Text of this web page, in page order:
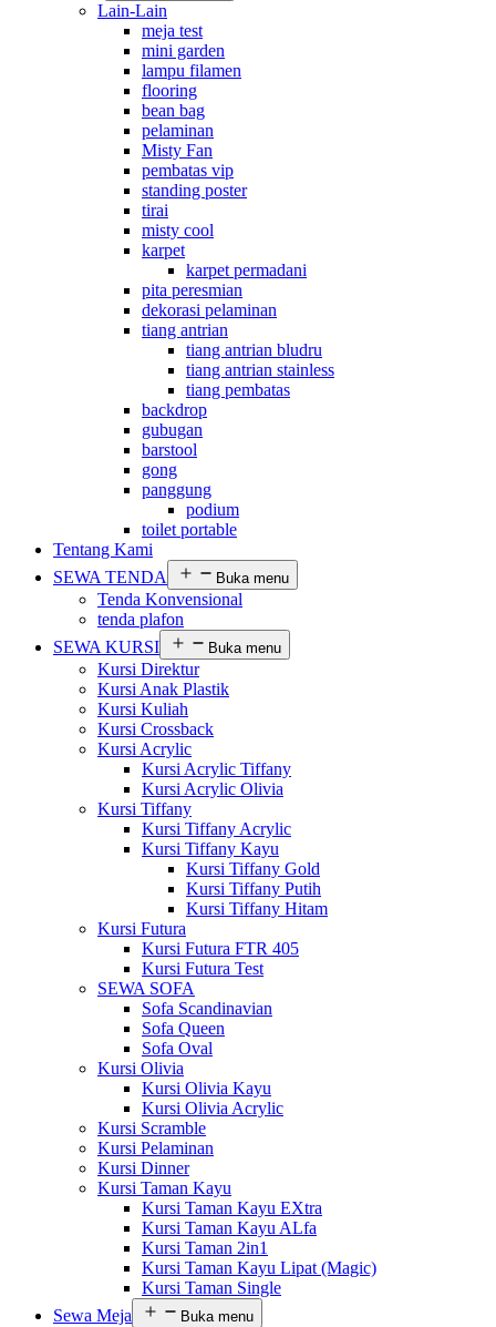
Lain-Lain
meja test
mini garden
lampu filamen
flooring
bean bag
pelaminan
Misty Fan
pembatas vip
standing poster
tirai
misty cool
karpet
karpet permadani
pita peresmian
dekorasi pelaminan
tiang antrian
tiang antrian bludru
tiang antrian stainless
tiang pembatas
backdrop
gubugan
barstool
gong
panggung
podium
toilet portable
Tentang Kami
SEWA TENDA
Buka menu
Tenda Konvensional
tenda plafon
SEWA KURSI
Buka menu
Kursi Direktur
Kursi Anak Plastik
Kursi Kuliah
Kursi Crossback
Kursi Acrylic
Kursi Acrylic Tiffany
Kursi Acrylic Olivia
Kursi Tiffany
Kursi Tiffany Acrylic
Kursi Tiffany Kayu
Kursi Tiffany Gold
Kursi Tiffany Putih
Kursi Tiffany Hitam
Kursi Futura
Kursi Futura FTR 405
Kursi Futura Test
SEWA SOFA
Sofa Scandinavian
Sofa Queen
Sofa Oval
Kursi Olivia
Kursi Olivia Kayu
Kursi Olivia Acrylic
Kursi Scramble
Kursi Pelaminan
Kursi Dinner
Kursi Taman Kayu
Kursi Taman Kayu EXtra
Kursi Taman Kayu ALfa
Kursi Taman 2in1
Kursi Taman Kayu Lipat (Magic)
Kursi Taman Single
Sewa Meja
Buka menu